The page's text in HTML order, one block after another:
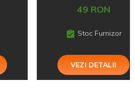
49 RON
Stoc Furnizor
VEZI DETALII